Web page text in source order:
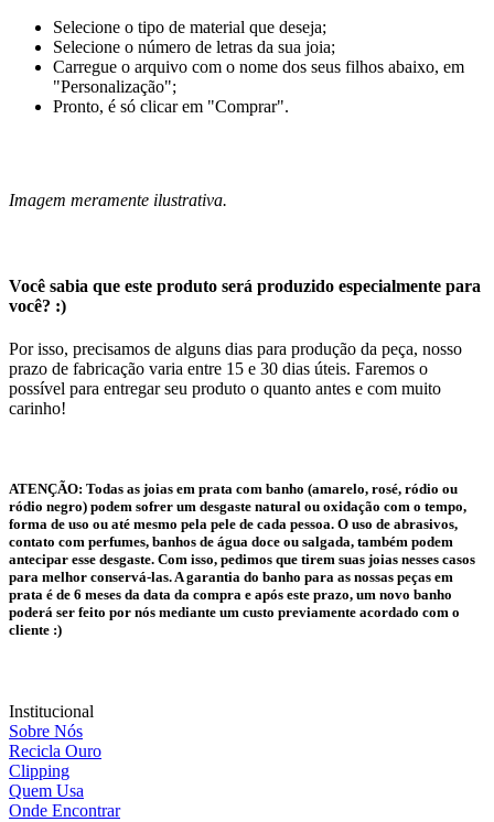
Selecione o tipo de material que deseja;
Selecione o número de letras da sua joia;
Carregue o arquivo com o nome dos seus filhos abaixo, em
"Personalização";
Pronto, é só clicar em "Comprar".
Imagem meramente ilustrativa.
Você sabia que este produto será produzido especialmente para
você? :)
Por isso, precisamos de alguns dias para produção da peça, nosso
prazo de fabricação varia entre 15 e 30 dias úteis. Faremos o
possível para entregar seu produto o quanto antes e com muito
carinho!
ATENÇÃO: Todas as joias em prata com banho (amarelo, rosé, ródio ou
ródio negro) podem sofrer um desgaste natural ou oxidação com o tempo,
forma de uso ou até mesmo pela pele de cada pessoa. O uso de abrasivos,
contato com perfumes, banhos de água doce ou salgada, também podem
antecipar esse desgaste. Com isso, pedimos que tirem suas joias nesses casos
para melhor conservá-las. A garantia do banho para as nossas peças em
prata é de 6 meses da data da compra e após este prazo, um novo banho
poderá ser feito por nós mediante um custo previamente acordado com o
cliente :)
Institucional
Sobre Nós
Recicla Ouro
Clipping
Quem Usa
Onde Encontrar